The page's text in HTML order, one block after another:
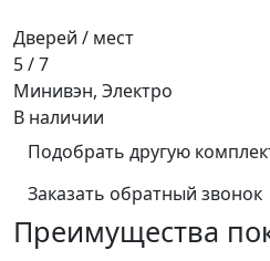
Дверей / мест
5 / 7
Минивэн, Электро
В наличии
Подобрать другую
Заказать обратный звонок
Преимущества